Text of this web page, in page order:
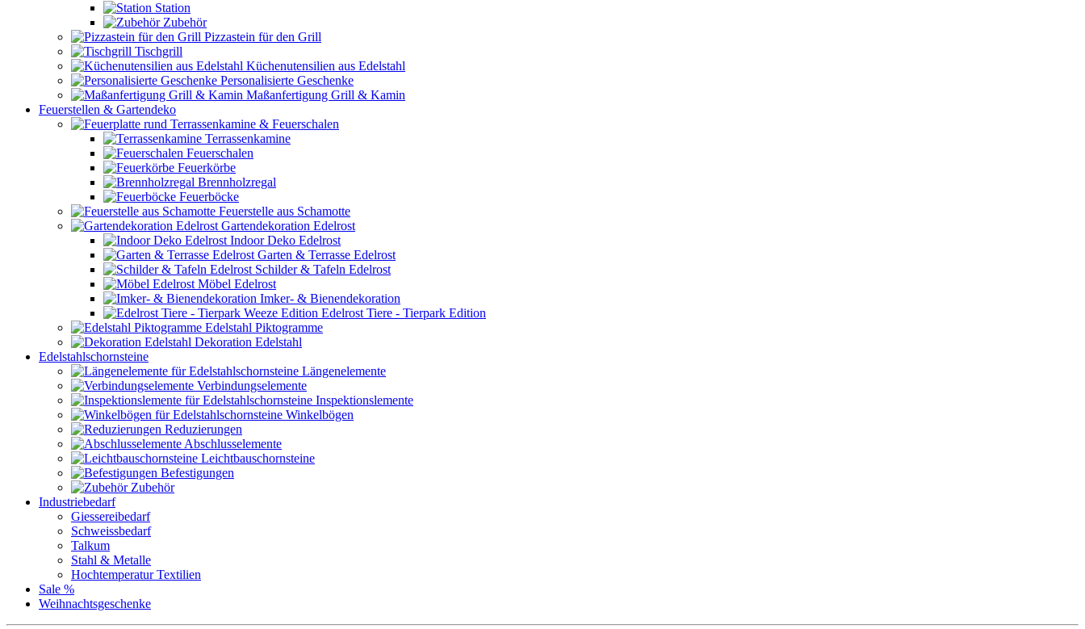
Station
Zubehör
Pizzastein für den Grill
Tischgrill
Küchenutensilien aus Edelstahl
Personalisierte Geschenke
Maßanfertigung Grill & Kamin
Feuerstellen & Gartendeko
Terrassenkamine & Feuerschalen
Terrassenkamine
Feuerschalen
Feuerkörbe
Brennholzregal
Feuerböcke
Feuerstelle aus Schamotte
Gartendekoration Edelrost
Indoor Deko Edelrost
Garten & Terrasse Edelrost
Schilder & Tafeln Edelrost
Möbel Edelrost
Imker- & Bienendekoration
Edelrost Tiere - Tierpark Edition
Edelstahl Piktogramme
Dekoration Edelstahl
Edelstahlschornsteine
Längenelemente
Verbindungselemente
Inspektionslemente
Winkelbögen
Reduzierungen
Abschlusselemente
Leichtbauschornsteine
Befestigungen
Zubehör
Industriebedarf
Giessereibedarf
Schweissbedarf
Talkum
Stahl & Metalle
Hochtemperatur Textilien
Sale %
Weihnachtsgeschenke